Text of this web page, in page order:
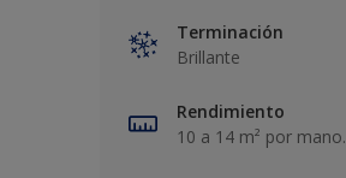
Terminación
Brillante
Rendimiento
10 a 14 m² por mano.